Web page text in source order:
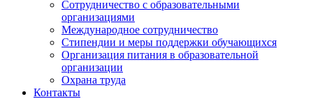
Сотрудничество с образовательными
организациями
Международное сотрудничество
Стипендии и меры поддержки обучающихся
Организация питания в образовательной
организации
Охрана труда
Контакты